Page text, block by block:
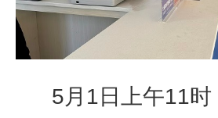
5月1日上午11